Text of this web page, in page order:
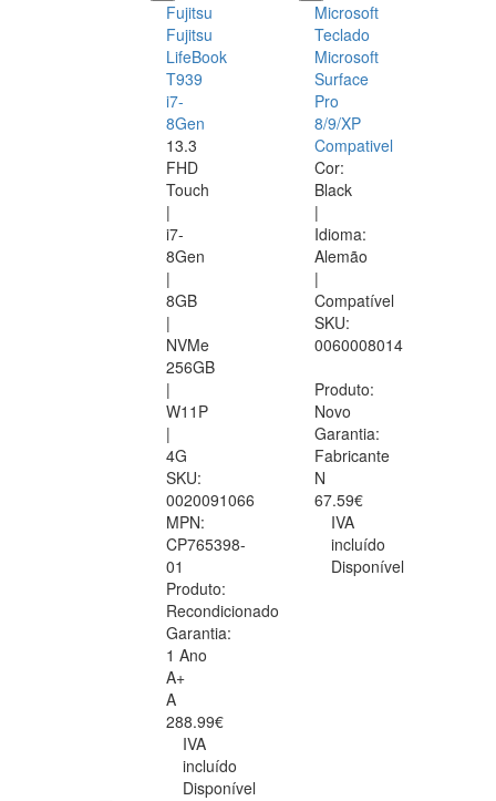
Fujitsu
Fujitsu
LifeBook
T939
i7-
8Gen
13.3
FHD
Touch
|
i7-
8Gen
|
8GB
|
NVMe
256GB
|
W11P
|
4G
SKU:
0020091066
MPN:
CP765398-
01
Produto:
Recondicionado
Garantia:
1 Ano
A+
A
288.99€
IVA
incluído
Disponível
Microsoft
Teclado
Microsoft
Surface
Pro
8/9/XP
Compativel
Cor:
Black
|
Idioma:
Alemão
|
Compatível
SKU:
0060008014
Produto:
Novo
Garantia:
Fabricante
N
67.59€
IVA
incluído
Disponível